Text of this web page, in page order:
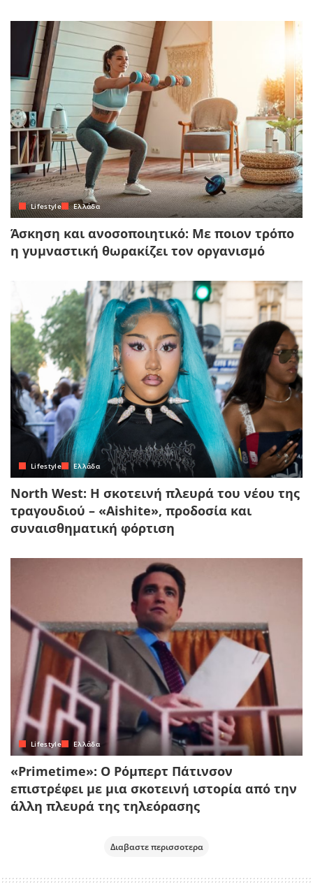
Lifestyle Ελλάδα
Άσκηση και ανοσοποιητικό: Με ποιον τρόπο
η γυμναστική θωρακίζει τον οργανισμό
Lifestyle Ελλάδα
North West: Η σκοτεινή πλευρά του νέου της
τραγουδιού – «Aishite», προδοσία και
συναισθηματική φόρτιση
Lifestyle Ελλάδα
«Primetime»: Ο Ρόμπερτ Πάτινσον
επιστρέφει με μια σκοτεινή ιστορία από την
άλλη πλευρά της τηλεόρασης
Διαβαστε περισσοτερα